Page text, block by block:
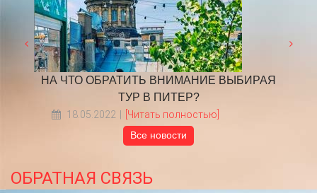
​НА ЧТО ОБРАТИТЬ ВНИМАНИЕ ВЫБИРАЯ
ТУР В ПИТЕР?
18.05.2022 [Читать полностью]
Все новости
ОБРАТНАЯ СВЯЗЬ